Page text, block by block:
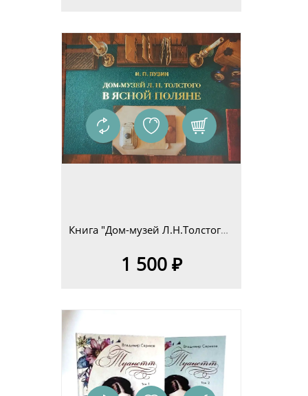
Книга "Дом-музей Л.Н.Толстого в Ясной Поляне. Очерк-путеводитель" Н.П.Пузин
1 500 ₽